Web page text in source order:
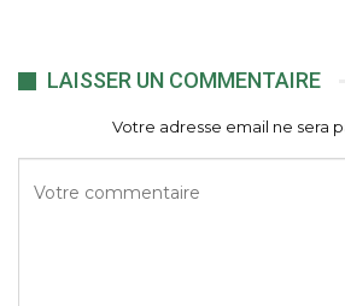
LAISSER UN COMMENTAIRE
Votre adresse email ne sera